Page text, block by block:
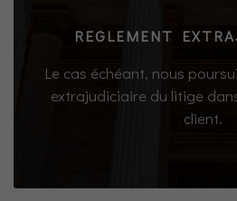
REGLEMENT
Le cas échéant, nous
extrajudiciaire du litige
client.